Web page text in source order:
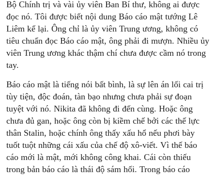
Bộ Chính trị và vài ủy viên Ban Bí thư, không ai được
đọc nó. Tôi được biết nội dung Báo cáo mật tướng Lê
Liêm kể lại. Ông chỉ là ủy viên Trung ương, không có
tiêu chuẩn đọc Báo cáo mật, ông phải đi mượn. Nhiều ủy
viên Trung ương khác thậm chí chưa được cầm nó trong
tay.
Báo cáo mật là tiếng nói bất bình, là sự lên án lối cai trị
tùy tiện, độc đoán, tàn bạo nhưng chưa phải sự đoạn
tuyệt với nó. Nikita đã không đi đến cùng. Hoặc ông
chưa đủ gan, hoặc ông còn bị kiềm chế bởi các thế lực
thân Stalin, hoặc chính ông thấy xấu hổ nếu phơi bày
tuốt tuột những cái xấu của chế độ xô-viết. Vì thế báo
cáo mới là mật, mới không công khai. Cái còn thiếu
trong bản báo cáo là thái độ sám hối. Trong báo cáo